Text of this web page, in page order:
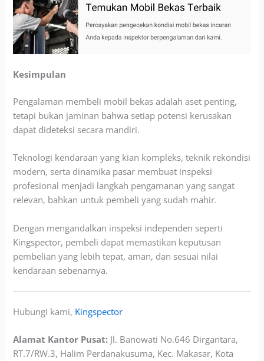
Kesimpulan
Pengalaman membeli mobil bekas adalah aset penting,
tetapi bukan jaminan bahwa setiap potensi kerusakan
dapat dideteksi secara mandiri.
Teknologi kendaraan yang kian kompleks, teknik rekondisi
modern, serta dinamika pasar membuat inspeksi
profesional menjadi langkah pengamanan yang sangat
relevan, bahkan untuk pembeli yang sudah mahir.
Dengan mengandalkan inspeksi independen seperti
Kingspector, pembeli dapat memastikan keputusan
pembelian yang lebih tepat, aman, dan sesuai nilai
kendaraan sebenarnya.
Hubungi kami, Kingspector
Alamat Kantor Pusat: Jl. Banowati No.646 Dirgantara,
RT.7/RW.3, Halim Perdanakusuma, Kec. Makasar, Kota